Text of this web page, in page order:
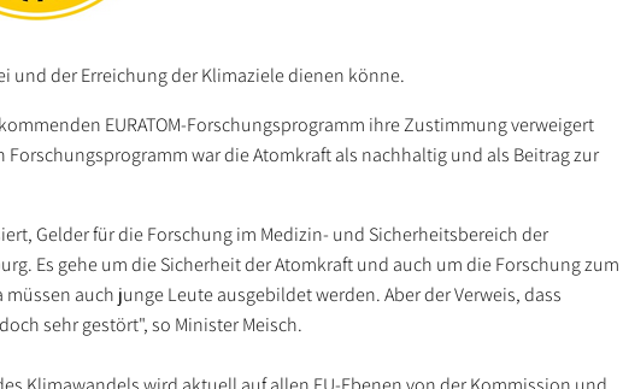
und der Erreichung der Klimaziele dienen könne.
EURATOM-Forschungsprogramm ihre Zustimmung verweigert
war die Atomkraft als nachhaltig und als Beitrag zur
Gelder für die Forschung im Medizin- und Sicherheitsbereich der
Es gehe um die Sicherheit der Atomkraft und auch um die Forschung zum
auch junge Leute ausgebildet werden. Aber der Verweis, dass
sehr gestört", so Minister Meisch.